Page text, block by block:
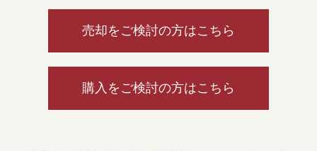
売却をご検討の方はこちら
購入をご検討の方はこちら